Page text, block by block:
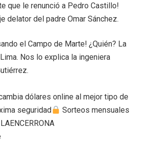
que le renunció a Pedro Castillo!
delator del padre Omar Sánchez.
el Campo de Marte! ¿Quién? La
Nos lo explica la ingeniera
dólares online al mejor tipo de
seguridad
Sorteos mensuales